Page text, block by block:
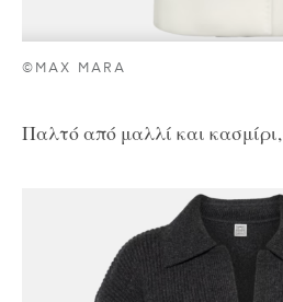
©MAX MARA
Παλτό από μαλλί και κασμίρι,